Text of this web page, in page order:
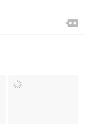

